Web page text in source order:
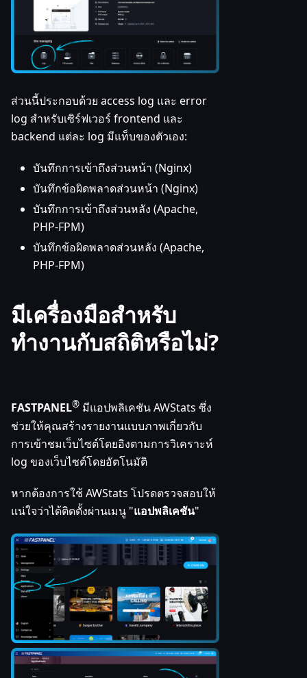
ส่วนนี้ประกอบด้วย access log และ error
log สำหรับเซิร์ฟเวอร์ frontend และ
backend แต่ละ log มีแท็บของตัวเอง:
บันทึกการเข้าถึงส่วนหน้า (Nginx)
บันทึกข้อผิดพลาดส่วนหน้า (Nginx)
บันทึกการเข้าถึงส่วนหลัง (Apache,
PHP-FPM)
บันทึกข้อผิดพลาดส่วนหลัง (Apache,
PHP-FPM)
มีเครื่องมือสำหรับ
ทำงานกับสถิติหรือไม่?
FASTPANEL® มีแอปพลิเคชัน AWStats ซึ่ง
ช่วยให้คุณสร้างรายงานแบบภาพเกี่ยวกับ
การเข้าชมเว็บไซต์โดยอิงตามการวิเคราะห์
log ของเว็บไซต์โดยอัตโนมัติ
หากต้องการใช้ AWStats โปรดตรวจสอบให้
แน่ใจว่าได้ติดตั้งผ่านเมนู "แอปพลิเคชัน"